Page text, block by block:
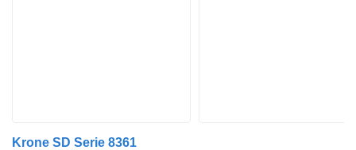
Krone SD Serie 8361